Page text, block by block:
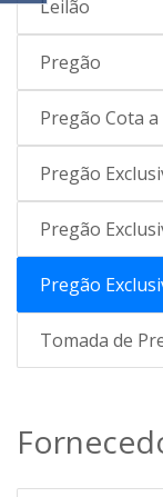
Leilão
Pregão
Pregão Cota a
Pregão
Pregão
Pregão
Tomada de